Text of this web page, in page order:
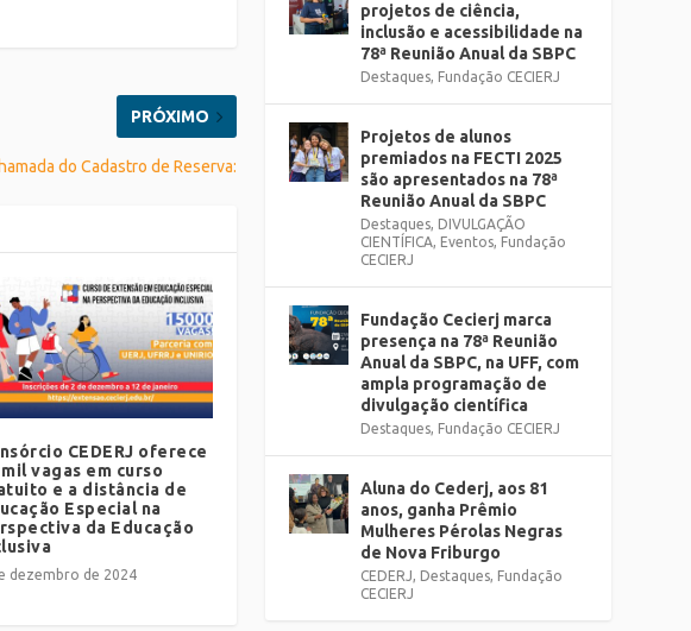
PRÓXIMO
do Cadastro de Reserva:
CEDERJ oferece
mil vagas em curso
e a distância de
Especial na
da Educação
dezembro de 2024
projetos de ciência,
inclusão e acessibilidade na
78ª Reunião Anual da SBPC
Destaques, Fundação CECIERJ
Projetos de alunos
premiados na FECTI 2025
são apresentados na 78ª
Reunião Anual da SBPC
Destaques, DIVULGAÇÃO
CIENTÍFICA, Eventos, Fundação
CECIERJ
Fundação Cecierj marca
presença na 78ª Reunião
Anual da SBPC, na UFF, com
ampla programação de
divulgação científica
Destaques, Fundação CECIERJ
Aluna do Cederj, aos 81
anos, ganha Prêmio
Mulheres Pérolas Negras
de Nova Friburgo
CEDERJ, Destaques, Fundação
CECIERJ